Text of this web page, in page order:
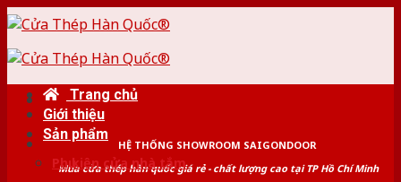
Skip
content
HỆ THỐNG SHOWROOM SAIGONDOOR
Mua cửa thép hàn quốc giá rẻ - chất lượng cao tại TP Hồ Chí Minh
Trang chủ
Giới thiệu
Sản phẩm
Phụ kiện cửa nhà tắm